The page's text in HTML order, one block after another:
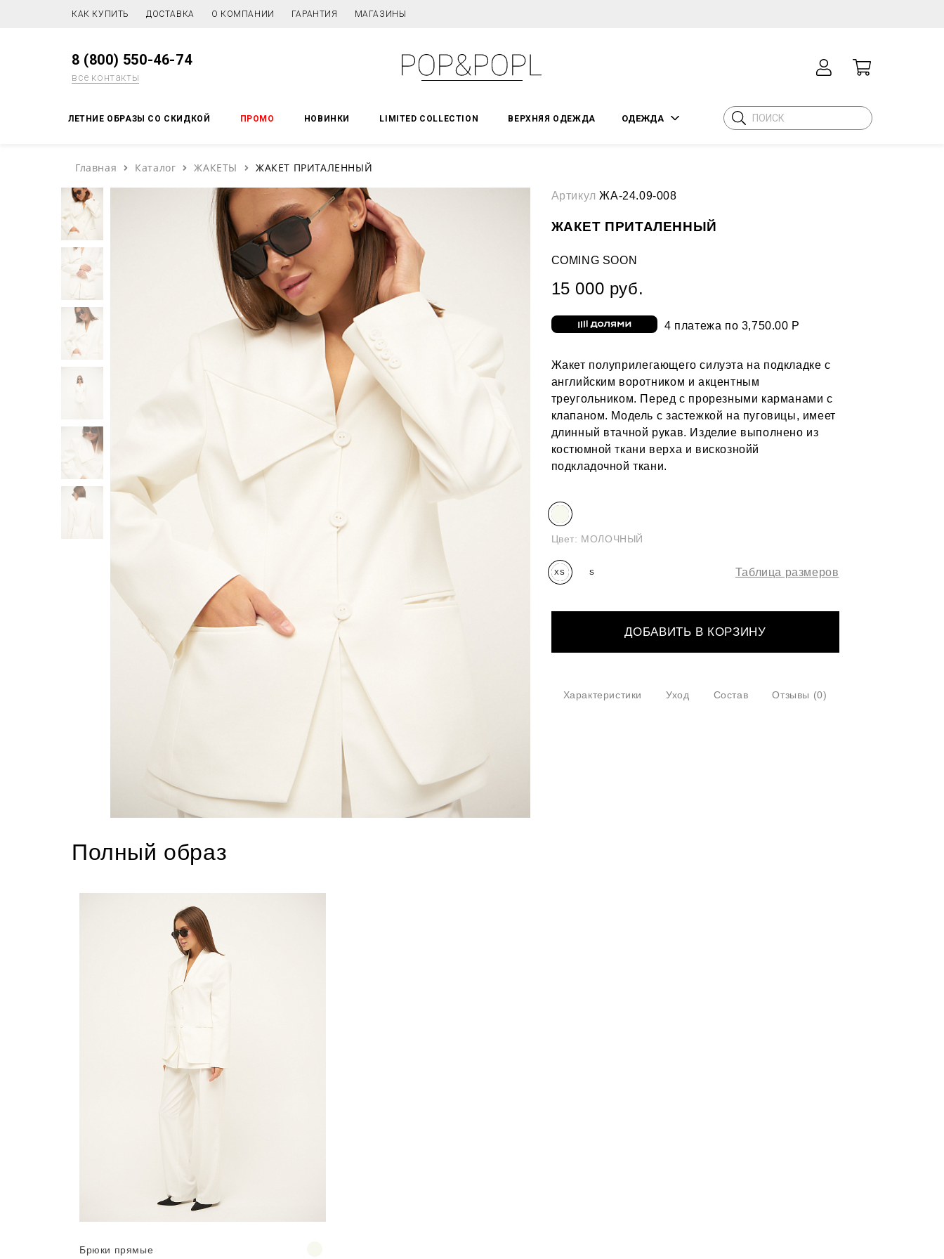
КАК КУПИТЬ ДОСТАВКА О КОМПАНИИ ГАРАНТИЯ МАГАЗИНЫ
8 (800) 550-46-74
все контакты
ЛЕТНИЕ ОБРАЗЫ СО СКИДКОЙ ПРОМО НОВИНКИ LIMITED COLLECTION ВЕРХНЯЯ ОДЕЖДА ОДЕЖДА
Главная Каталог ЖАКЕТЫ ЖАКЕТ ПРИТАЛЕННЫЙ
Артикул ЖА-24.09-008
ЖАКЕТ ПРИТАЛЕННЫЙ
COMING SOON
15 000 руб.
4 платежа по 3,750.00 Р
Жакет полуприлегающего силуэта на подкладке с
английским воротником и акцентным
треугольником. Перед с прорезными карманами с
клапаном. Модель с застежкой на пуговицы, имеет
длинный втачной рукав. Изделие выполнено из
костюмной ткани верха и вискознойй
подкладочной ткани.
Цвет: МОЛОЧНЫЙ
XS S Таблица размеров
ДОБАВИТЬ В КОРЗИНУ
Характеристики Уход Состав Отзывы (0)
Полный образ
Брюки прямые